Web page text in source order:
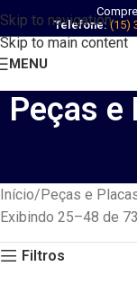
Skip to navigation
Skip to main content
Telefone: (15)
MENU
Peças e
Início Peças e
Exibindo 25–48 de
Filtros